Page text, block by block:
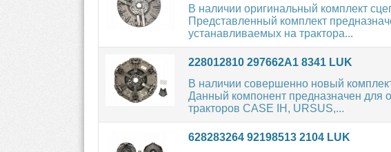
В наличии оригинальный комплект
Представленный комплект
устанавливаемых на трактора...
228012810 297662A1 8341 LUK
В наличии совершенно новый
Данный компонент предназначен для
тракторов CASE IH, URSUS,...
628283264 92198513 2104 LUK